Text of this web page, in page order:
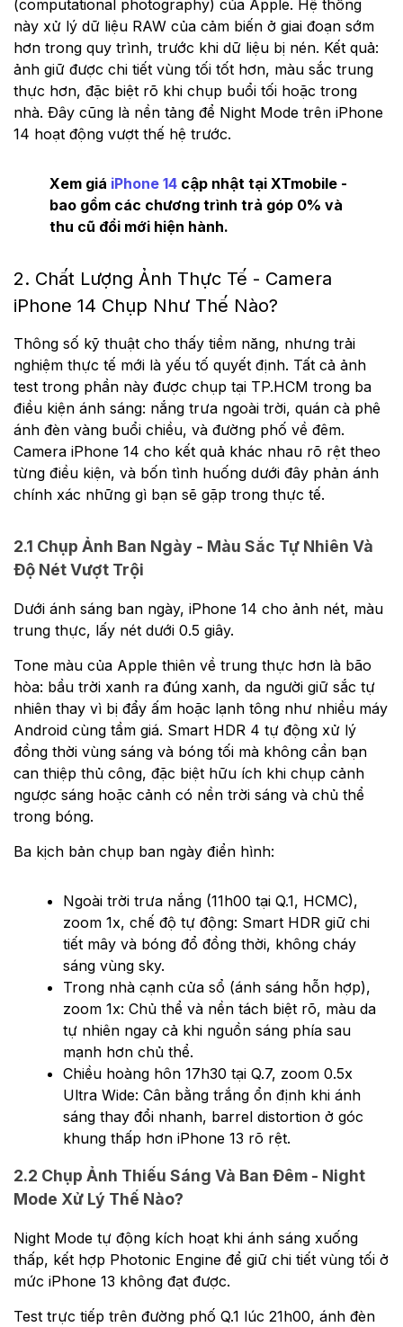
(computational photography) của Apple. Hệ thống
này xử lý dữ liệu RAW của cảm biến ở giai đoạn sớm
hơn trong quy trình, trước khi dữ liệu bị nén. Kết quả:
ảnh giữ được chi tiết vùng tối tốt hơn, màu sắc trung
thực hơn, đặc biệt rõ khi chụp buổi tối hoặc trong
nhà. Đây cũng là nền tảng để Night Mode trên iPhone
14 hoạt động vượt thế hệ trước.
Xem giá iPhone 14 cập nhật tại XTmobile -
bao gồm các chương trình trả góp 0% và
thu cũ đổi mới hiện hành.
2. Chất Lượng Ảnh Thực Tế - Camera
iPhone 14 Chụp Như Thế Nào?
Thông số kỹ thuật cho thấy tiềm năng, nhưng trải
nghiệm thực tế mới là yếu tố quyết định. Tất cả ảnh
test trong phần này được chụp tại TP.HCM trong ba
điều kiện ánh sáng: nắng trưa ngoài trời, quán cà phê
ánh đèn vàng buổi chiều, và đường phố về đêm.
Camera iPhone 14 cho kết quả khác nhau rõ rệt theo
từng điều kiện, và bốn tình huống dưới đây phản ánh
chính xác những gì bạn sẽ gặp trong thực tế.
2.1 Chụp Ảnh Ban Ngày - Màu Sắc Tự Nhiên Và
Độ Nét Vượt Trội
Dưới ánh sáng ban ngày, iPhone 14 cho ảnh nét, màu
trung thực, lấy nét dưới 0.5 giây.
Tone màu của Apple thiên về trung thực hơn là bão
hòa: bầu trời xanh ra đúng xanh, da người giữ sắc tự
nhiên thay vì bị đẩy ấm hoặc lạnh tông như nhiều máy
Android cùng tầm giá. Smart HDR 4 tự động xử lý
đồng thời vùng sáng và bóng tối mà không cần bạn
can thiệp thủ công, đặc biệt hữu ích khi chụp cảnh
ngược sáng hoặc cảnh có nền trời sáng và chủ thể
trong bóng.
Ba kịch bản chụp ban ngày điển hình:
Ngoài trời trưa nắng (11h00 tại Q.1, HCMC),
zoom 1x, chế độ tự động: Smart HDR giữ chi
tiết mây và bóng đổ đồng thời, không cháy
sáng vùng sky.
Trong nhà cạnh cửa sổ (ánh sáng hỗn hợp),
zoom 1x: Chủ thể và nền tách biệt rõ, màu da
tự nhiên ngay cả khi nguồn sáng phía sau
mạnh hơn chủ thể.
Chiều hoàng hôn 17h30 tại Q.7, zoom 0.5x
Ultra Wide: Cân bằng trắng ổn định khi ánh
sáng thay đổi nhanh, barrel distortion ở góc
khung thấp hơn iPhone 13 rõ rệt.
2.2 Chụp Ảnh Thiếu Sáng Và Ban Đêm - Night
Mode Xử Lý Thế Nào?
Night Mode tự động kích hoạt khi ánh sáng xuống
thấp, kết hợp Photonic Engine để giữ chi tiết vùng tối ở
mức iPhone 13 không đạt được.
Test trực tiếp trên đường phố Q.1 lúc 21h00, ánh đèn